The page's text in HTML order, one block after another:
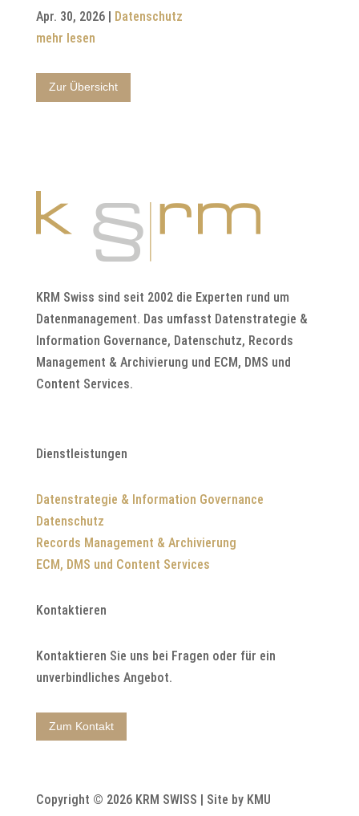
Apr. 30, 2026|
Datenschutz
mehr lesen
Zur Übersicht
KRM Swiss sind seit 2002 die Experten rund um
Datenmanagement. Das umfasst Datenstrategie &
Information Governance, Datenschutz, Records
Management & Archivierung und ECM, DMS und
Content Services.
Dienstleistungen
Datenstrategie & Information Governance
Datenschutz
Records Management & Archivierung
ECM, DMS und Content Services
Kontaktieren
Kontaktieren Sie uns bei Fragen oder für ein
unverbindliches Angebot.
Zum Kontakt
Copyright © 2026 KRM SWISS | Site by KMU